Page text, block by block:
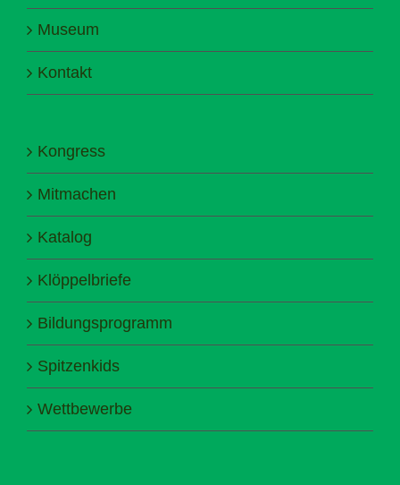
Museum
Kontakt
Kongress
Mitmachen
Katalog
Klöppelbriefe
Bildungsprogramm
Spitzenkids
Wettbewerbe